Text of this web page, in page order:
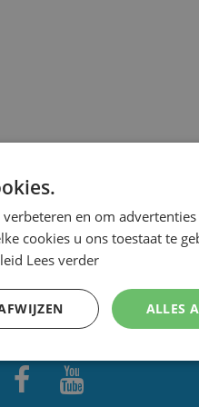
en Weekaanbiedingen.
VOLG ONS
en om
cookies u ons toestaat te
Lees verder
ALLES